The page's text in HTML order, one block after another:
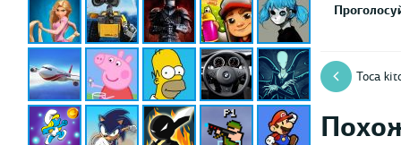
Toca